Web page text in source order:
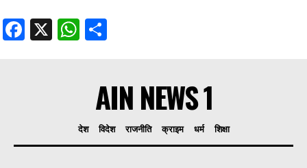
Facebook
X WhatsApp
AIN NEWS 1
देश विदेश राजनीति क्राइम धर्म शिक्षा